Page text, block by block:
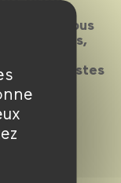
qui ont
sait ?, nous
acteurs,
:
deux artistes